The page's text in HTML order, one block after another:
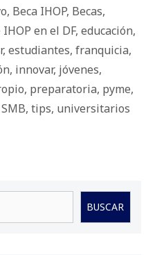
, Beca IHOP, Becas,
en el DF, educación,
, estudiantes, franquicia,
, innovar, jóvenes,
, preparatoria, pyme,
SMB, tips, universitarios
BUSCAR